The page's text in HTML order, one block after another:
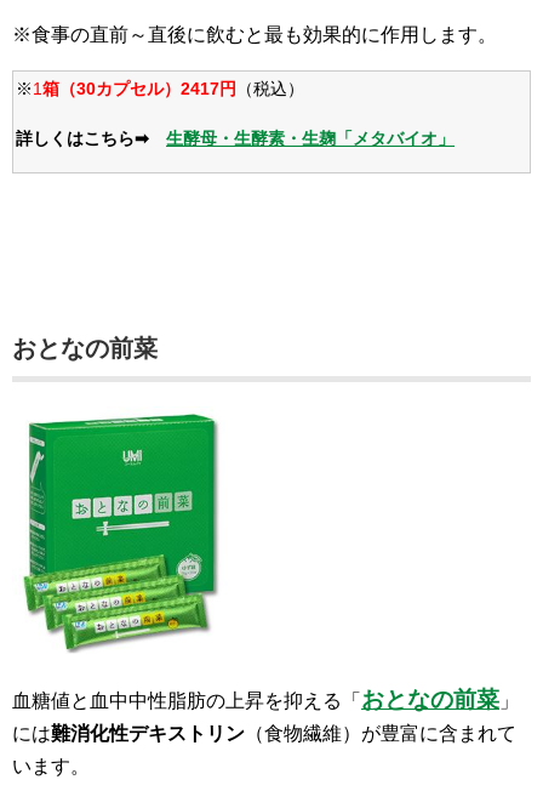
※食事の直前～直後に飲むと最も効果的に作用します。
※ 1箱（30カプセル）2417 円 （税込）
詳しくはこちら➡ 生酵母・生酵素・生麹「メタバイオ」
おとなの前菜
血糖値と血中中性脂肪の上昇を抑える「 おとなの前菜 」
には難消化性デキストリン （食物繊維）が豊富に含まれて
います。